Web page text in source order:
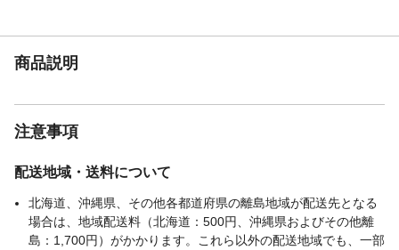
商品説明
注意事項
配送地域・送料について
北海道、沖縄県、その他各都道府県の離島地域が配送先となる
場合は、地域配送料（北海道：500円、沖縄県およびその他離
島：1,700円）がかかります。これら以外の配送地域でも、一部